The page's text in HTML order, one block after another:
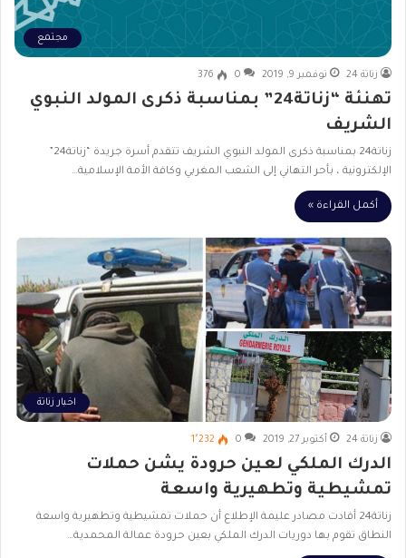
مجتمع
زناتة 24 نوفمبر 9, 2019 0
376
تهنئة “زناتة24” بمناسبة ذكرى المولد النبوي
الشريف
زناتة24 بمناسبة ذكرى المولد النبوي الشريف تتقدم أسرة جريدة “زناتة24”
الإلكترونية ، بأحر التهاني إلى الشعب المغربي وكافة الأمة الإسلامية…
أكمل القراءة »
اخبار زناتة
زناتة 24 أكتوبر 27, 2019 0 1٬232
الدرك الملكي لعين حرودة يشن حملات
تمشيطية وتطهيرية واسعة
زناتة24 أفادت مصادر عليمة الإطلاع أن حملات تمشيطية وتطهيرية واسعة
النطاق تقوم بها دوريات الدرك الملكي بعين حرودة عمالة المحمدية…